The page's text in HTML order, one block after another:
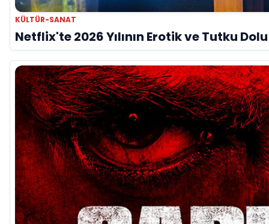
KÜLTÜR-SANAT
Netflix'te 2026 Yılının Erotik ve Tutku